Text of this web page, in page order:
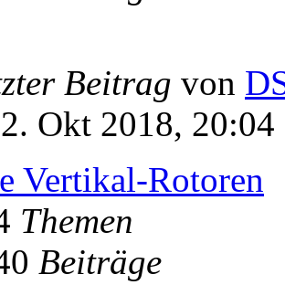
Beitrag von
Okt 2018, 20:04
Vertikal-Rotoren
Themen
Beiträge